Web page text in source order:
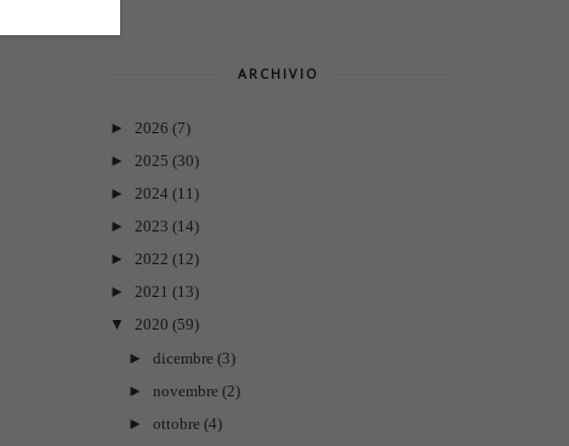
ARCHIVIO
► 2026 (7)
► 2025 (30)
► 2024 (11)
► 2023 (14)
► 2022 (12)
► 2021 (13)
▼
2020 (59)
► dicembre (3)
► novembre (2)
► ottobre (4)